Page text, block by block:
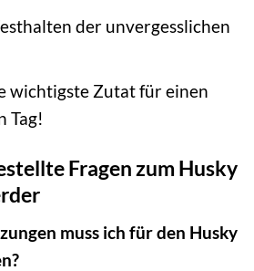
der unvergesslichen
wichtigste Zutat für einen
Tag!
Fragen zum Husky
muss ich für den Husky